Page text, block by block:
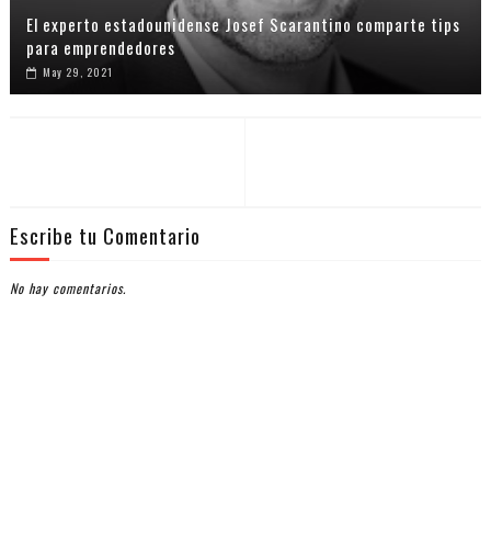
El experto estadounidense Josef Scarantino comparte tips
para emprendedores
May 29, 2021
Escribe tu Comentario
No hay comentarios.